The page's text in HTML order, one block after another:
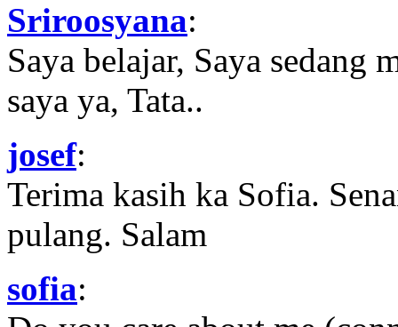
Sriroosyana:
Saya belajar, Saya sedang
saya ya, Tata..
josef:
Terima kasih ka Sofia.
pulang. Salam
sofia: